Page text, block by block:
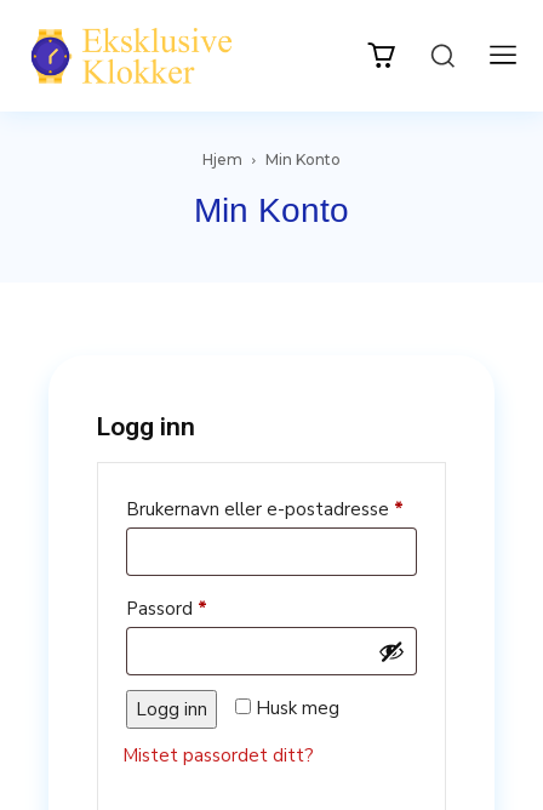
Hjem Min Konto
Min Konto
Logg inn
Brukernavn eller e-postadresse *
Passord *
Husk meg
Logg inn
Mistet passordet ditt?